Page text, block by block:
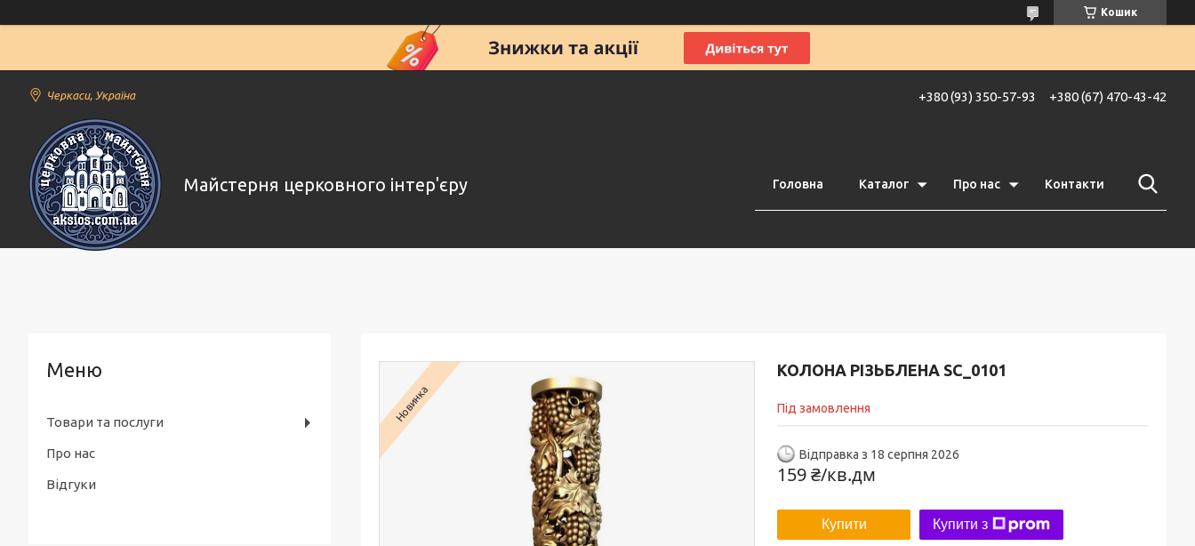
Кошик
Черкаси, Україна +380 (93) 350-57-93 +380 (67) 470-43-42
Майстерня церковного інтер'єру Головна Каталог Про нас Контакти
КОЛОНА РІЗЬБЛЕНА SC_0101
Під замовлення
Відправка з 18 серпня 2026
159 ₴/кв.дм
Купити Купити з
Новинка
Товари та послуги
Про нас
Відгуки